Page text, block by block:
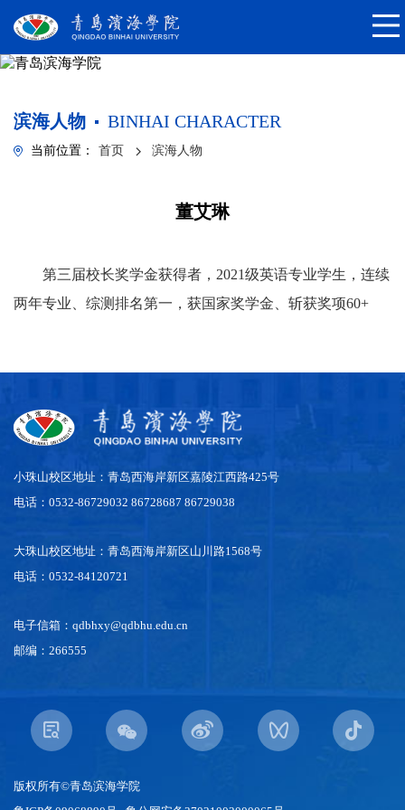
滨海人物 BINHAI CHARACTER
当前位置： 首页 滨海人物
董艾琳
第三届校长奖学金获得者，2021级英语专业学生，连续
两年专业、综测排名第一，获国家奖学金、斩获奖项60+
小珠山校区地址：青岛西海岸新区嘉陵江西路425号
电话：0532-86729032 86728687 86729038
大珠山校区地址：青岛西海岸新区山川路1568号
电话：0532-84120721
电子信箱：qdbhxy@qdbhu.edu.cn
邮编：266555
版权所有©青岛滨海学院